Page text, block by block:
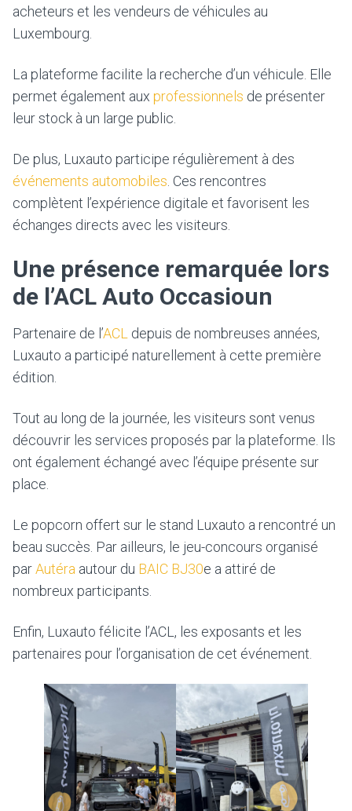
acheteurs et les vendeurs de véhicules au
Luxembourg.
La plateforme facilite la recherche d’un véhicule. Elle
permet également aux professionnels de présenter
leur stock à un large public.
De plus, Luxauto participe régulièrement à des
événements automobiles. Ces rencontres
complètent l’expérience digitale et favorisent les
échanges directs avec les visiteurs.
Une présence remarquée lors
de l’ACL Auto Occasioun
Partenaire de l’ACL depuis de nombreuses années,
Luxauto a participé naturellement à cette première
édition.
Tout au long de la journée, les visiteurs sont venus
découvrir les services proposés par la plateforme. Ils
ont également échangé avec l’équipe présente sur
place.
Le popcorn offert sur le stand Luxauto a rencontré un
beau succès. Par ailleurs, le jeu-concours organisé
parAutéra autour du BAIC BJ30e a attiré de
nombreux participants.
Enfin, Luxauto félicite l’ACL, les exposants et les
partenaires pour l’organisation de cet événement.